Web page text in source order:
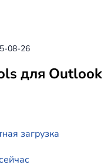
08-26
для Outlook
загрузка